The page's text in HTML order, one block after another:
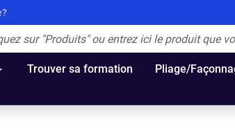
Trouver sa formation Pliage/